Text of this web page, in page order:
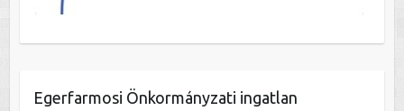
Egerfarmosi Önkormányzati ingatlan